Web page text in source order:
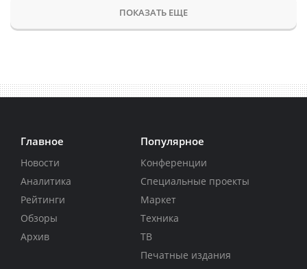
ПОКАЗАТЬ ЕЩЕ
Главное
Новости
Аналитика
Рейтинги
Обзоры
Архив
Популярное
Конференции
Специальные проекты
Маркет
Техника
ТВ
Печатные издания